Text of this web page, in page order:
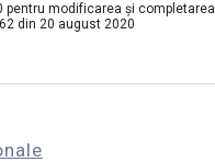
pentru modificarea și completarea
din 20 august 2020